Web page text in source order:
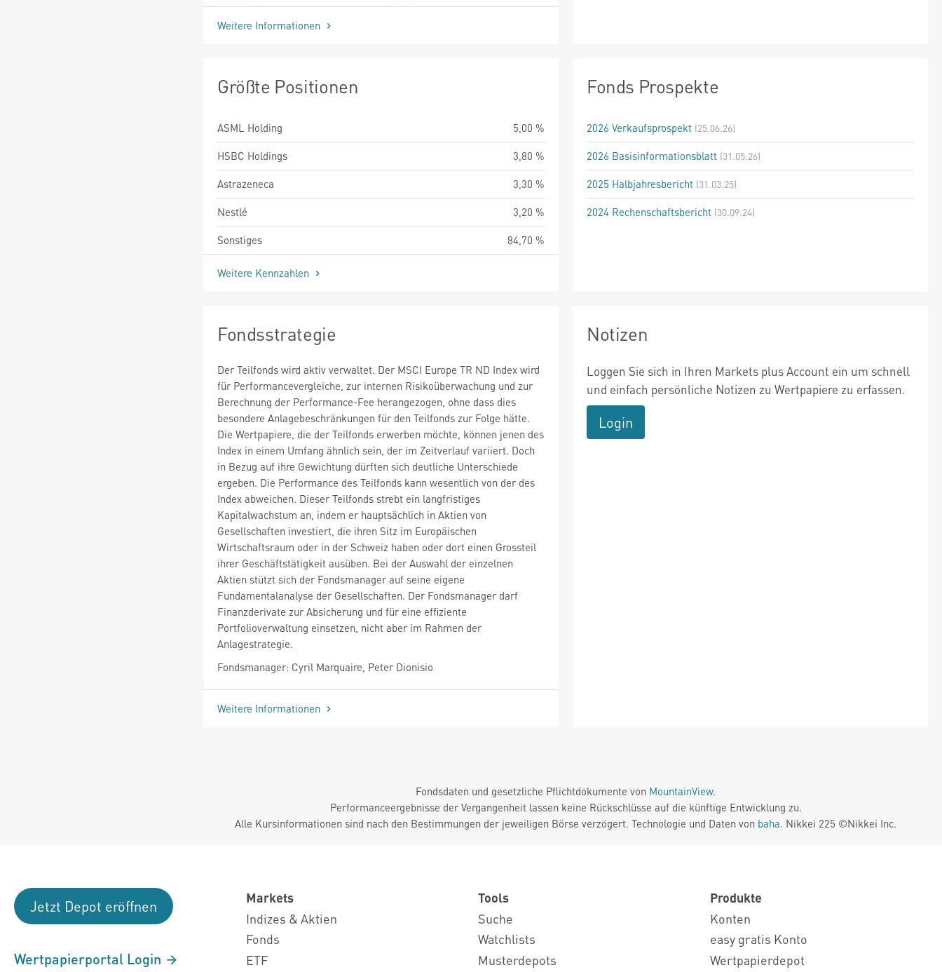
Weitere Informationen
Größte Positionen
ASML Holding
5,00 %
HSBC Holdings
3,80 %
Astrazeneca
3,30 %
Nestlé
3,20 %
Sonstiges
84,70 %
Weitere Kennzahlen
Fonds Prospekte
2026 Verkaufsprospekt (25.06.26)
2026 Basisinformationsblatt (31.05.26)
2025 Halbjahresbericht (31.03.25)
2024 Rechenschaftsbericht (30.09.24)
Fondsstrategie
Der Teilfonds wird aktiv verwaltet. Der MSCI Europe TR ND Index wird
für Performancevergleiche, zur internen Risikoüberwachung und zur
Berechnung der Performance-Fee herangezogen, ohne dass dies
besondere Anlagebeschränkungen für den Teilfonds zur Folge hätte.
Die Wertpapiere, die der Teilfonds erwerben möchte, können jenen des
Index in einem Umfang ähnlich sein, der im Zeitverlauf variiert. Doch
in Bezug auf ihre Gewichtung dürften sich deutliche Unterschiede
ergeben. Die Performance des Teilfonds kann wesentlich von der des
Index abweichen. Dieser Teilfonds strebt ein langfristiges
Kapitalwachstum an, indem er hauptsächlich in Aktien von
Gesellschaften investiert, die ihren Sitz im Europäischen
Wirtschaftsraum oder in der Schweiz haben oder dort einen Grossteil
ihrer Geschäftstätigkeit ausüben. Bei der Auswahl der einzelnen
Aktien stützt sich der Fondsmanager auf seine eigene
Fundamentalanalyse der Gesellschaften. Der Fondsmanager darf
Finanzderivate zur Absicherung und für eine effiziente
Portfolioverwaltung einsetzen, nicht aber im Rahmen der
Anlagestrategie.
Fondsmanager: Cyril Marquaire, Peter Dionisio
Weitere Informationen
Notizen
Loggen Sie sich in Ihren Markets plus Account ein um schnell
und einfach persönliche Notizen zu Wertpapiere zu erfassen.
Login
Fondsdaten und gesetzliche Pflichtdokumente von MountainView.
Performanceergebnisse der Vergangenheit lassen keine Rückschlüsse auf die künftige Entwicklung zu.
Alle Kursinformationen sind nach den Bestimmungen der jeweiligen Börse verzögert. Technologie und Daten von baha. Nikkei 225 ©Nikkei Inc.
Jetzt Depot eröffnen
Wertpapierportal Login
Markets
Indizes & Aktien
Fonds
ETF
Tools
Suche
Watchlists
Musterdepots
Produkte
Konten
easy gratis Konto
Wertpapierdepot